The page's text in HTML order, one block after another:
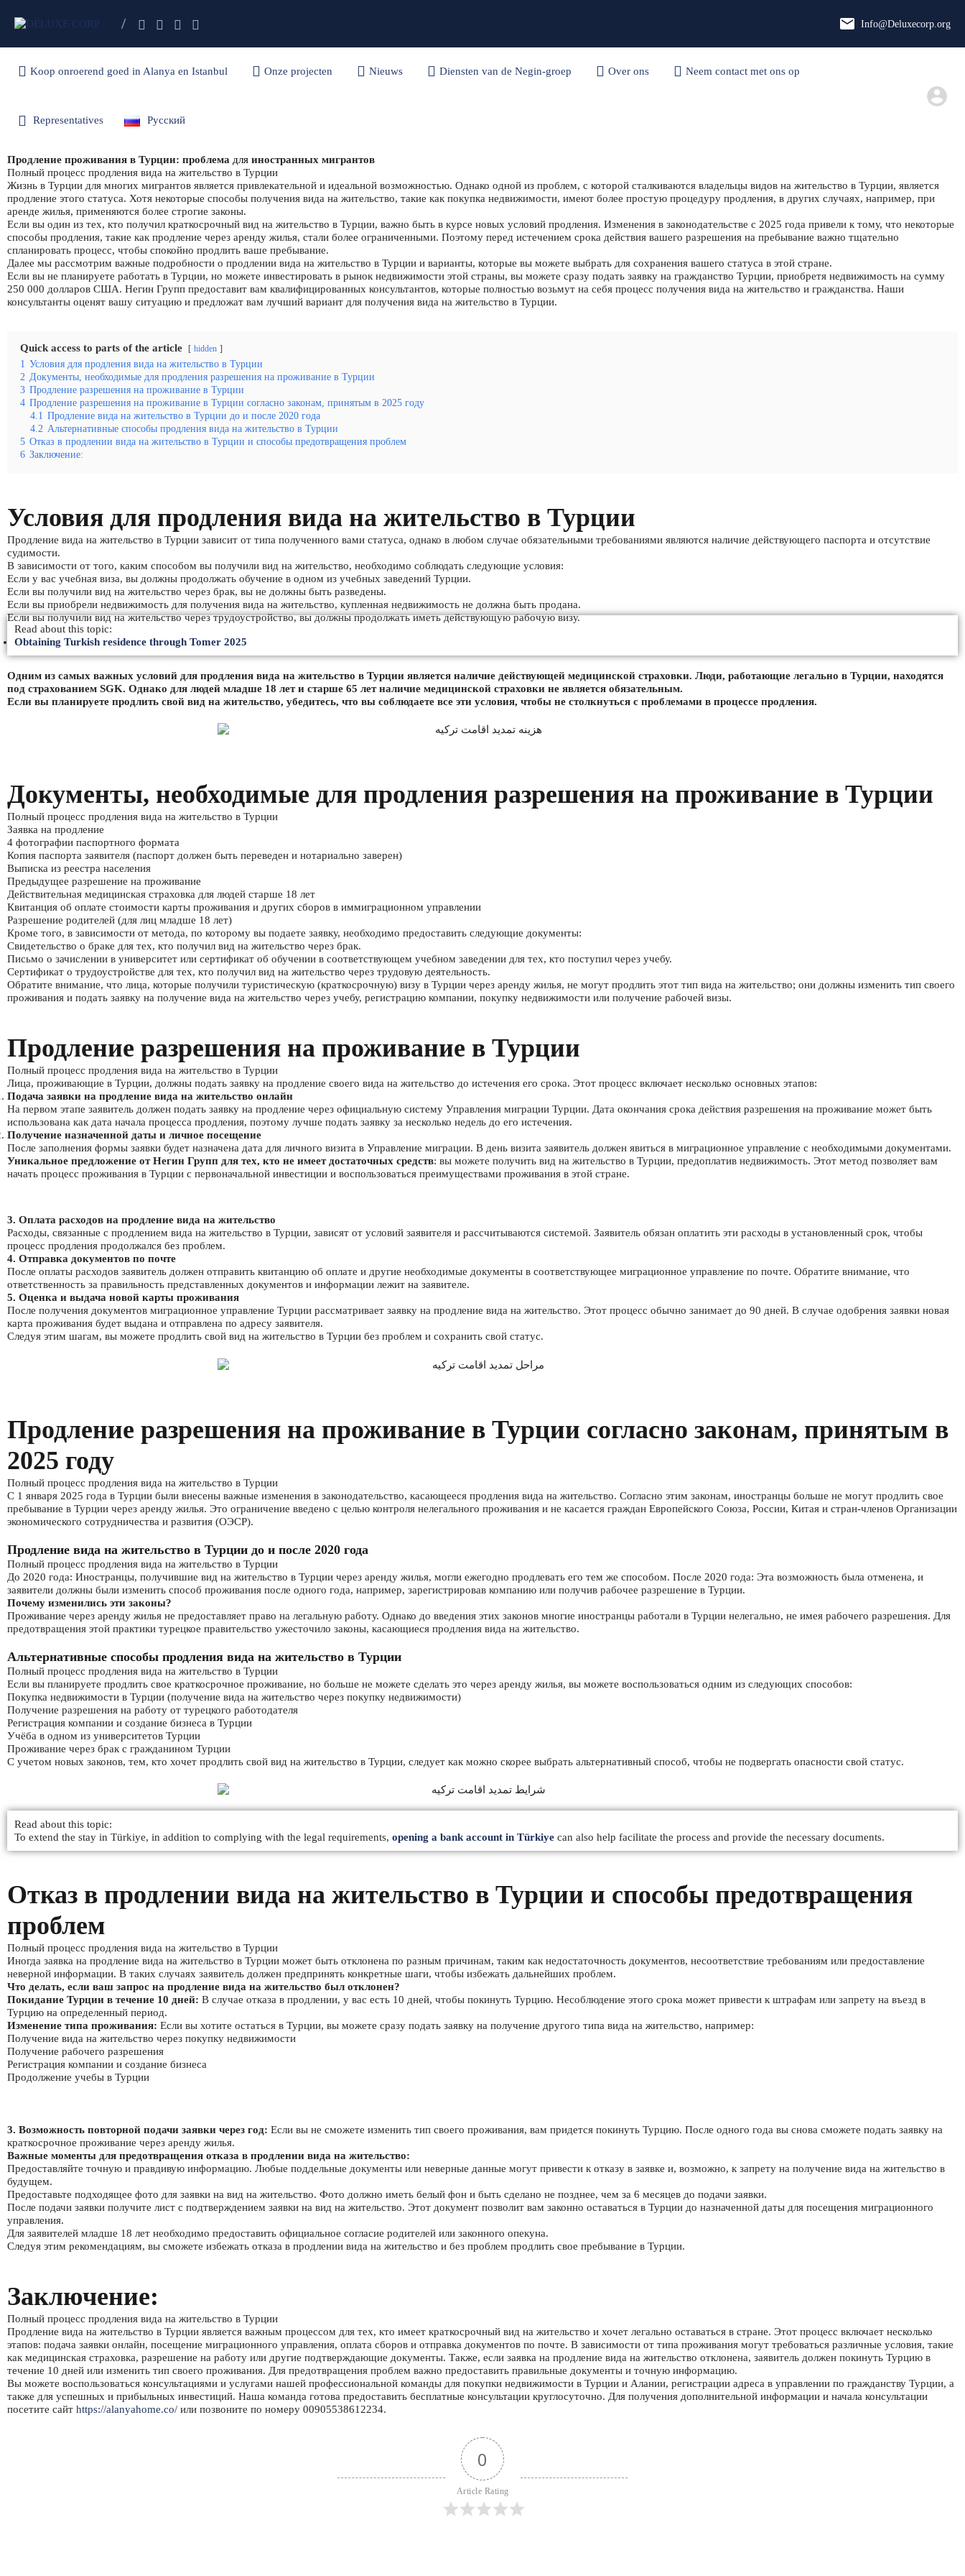
Istanbul
projecten
Nieuws
groep
op
Representatives
Info@Deluxecorp.org
Koop onroerend goed in Alanya en Istanbul Onze projecten Nieuws Diensten van de Negin-groep Over ons Neem contact met ons op
Representatives Русский
Продление проживания в Турции: проблема для иностранных мигрантов
Полный процесс продления вида на жительство в Турции
Жизнь в Турции для многих мигрантов является привлекательной и идеальной возможностью. Однако одной из проблем, с которой сталкиваются владельцы видов на жительство в Турции, является
продление этого статуса. Хотя некоторые способы получения вида на жительство, такие как покупка недвижимости, имеют более простую процедуру продления, в других случаях, например, при
аренде жилья, применяются более строгие законы.
Если вы один из тех, кто получил краткосрочный вид на жительство в Турции, важно быть в курсе новых условий продления. Изменения в законодательстве с 2025 года привели к тому, что некоторые
способы продления, такие как продление через аренду жилья, стали более ограниченными. Поэтому перед истечением срока действия вашего разрешения на пребывание важно тщательно
спланировать процесс, чтобы спокойно продлить ваше пребывание.
Далее мы рассмотрим важные подробности о продлении вида на жительство в Турции и варианты, которые вы можете выбрать для сохранения вашего статуса в этой стране.
Если вы не планируете работать в Турции, но можете инвестировать в рынок недвижимости этой страны, вы можете сразу подать заявку на гражданство Турции, приобретя недвижимость на сумму
250 000 долларов США. Негин Групп предоставит вам квалифицированных консультантов, которые полностью возьмут на себя процесс получения вида на жительство и гражданства. Наши
консультанты оценят вашу ситуацию и предложат вам лучший вариант для получения вида на жительство в Турции.
Quick access to parts of the article hidden
1 Условия для продления вида на жительство в Турции
2 Документы, необходимые для продления разрешения на проживание в Турции
3 Продление разрешения на проживание в Турции
4 Продление разрешения на проживание в Турции согласно законам, принятым в 2025 году
4.1 Продление вида на жительство в Турции до и после 2020 года
4.2 Альтернативные способы продления вида на жительство в Турции
5 Отказ в продлении вида на жительство в Турции и способы предотвращения проблем
6 Заключение:
Условия для продления вида на жительство в Турции
Продление вида на жительство в Турции зависит от типа полученного вами статуса, однако в любом случае обязательными требованиями являются наличие действующего паспорта и отсутствие
судимости.
В зависимости от того, каким способом вы получили вид на жительство, необходимо соблюдать следующие условия:
Если у вас учебная виза, вы должны продолжать обучение в одном из учебных заведений Турции.
Если вы получили вид на жительство через брак, вы не должны быть разведены.
Если вы приобрели недвижимость для получения вида на жительство, купленная недвижимость не должна быть продана.
Если вы получили вид на жительство через трудоустройство, вы должны продолжать иметь действующую рабочую визу.
Read about this topic:
Obtaining Turkish residence through Tomer 2025
Одним из самых важных условий для продления вида на жительство в Турции является наличие действующей медицинской страховки. Люди, работающие легально в Турции, находятся
под страхованием SGK. Однако для людей младше 18 лет и старше 65 лет наличие медицинской страховки не является обязательным.
Если вы планируете продлить свой вид на жительство, убедитесь, что вы соблюдаете все эти условия, чтобы не столкнуться с проблемами в процессе продления.
Документы, необходимые для продления разрешения на проживание в Турции
Полный процесс продления вида на жительство в Турции
Заявка на продление
4 фотографии паспортного формата
Копия паспорта заявителя (паспорт должен быть переведен и нотариально заверен)
Выписка из реестра населения
Предыдущее разрешение на проживание
Действительная медицинская страховка для людей старше 18 лет
Квитанция об оплате стоимости карты проживания и других сборов в иммиграционном управлении
Разрешение родителей (для лиц младше 18 лет)
Кроме того, в зависимости от метода, по которому вы подаете заявку, необходимо предоставить следующие документы:
Свидетельство о браке для тех, кто получил вид на жительство через брак.
Письмо о зачислении в университет или сертификат об обучении в соответствующем учебном заведении для тех, кто поступил через учебу.
Сертификат о трудоустройстве для тех, кто получил вид на жительство через трудовую деятельность.
Обратите внимание, что лица, которые получили туристическую (краткосрочную) визу в Турции через аренду жилья, не могут продлить этот тип вида на жительство; они должны изменить тип своего
проживания и подать заявку на получение вида на жительство через учебу, регистрацию компании, покупку недвижимости или получение рабочей визы.
Продление разрешения на проживание в Турции
Полный процесс продления вида на жительство в Турции
Лица, проживающие в Турции, должны подать заявку на продление своего вида на жительство до истечения его срока. Этот процесс включает несколько основных этапов:
Подача заявки на продление вида на жительство онлайн
На первом этапе заявитель должен подать заявку на продление через официальную систему Управления миграции Турции. Дата окончания срока действия разрешения на проживание может быть
использована как дата начала процесса продления, поэтому лучше подать заявку за несколько недель до его истечения.
Получение назначенной даты и личное посещение
После заполнения формы заявки будет назначена дата для личного визита в Управление миграции. В день визита заявитель должен явиться в миграционное управление с необходимыми документами.
Уникальное предложение от Негин Групп для тех, кто не имеет достаточных средств: вы можете получить вид на жительство в Турции, предоплатив недвижимость. Этот метод позволяет вам
начать процесс проживания в Турции с первоначальной инвестиции и воспользоваться преимуществами проживания в этой стране.
3. Оплата расходов на продление вида на жительство
Расходы, связанные с продлением вида на жительство в Турции, зависят от условий заявителя и рассчитываются системой. Заявитель обязан оплатить эти расходы в установленный срок, чтобы
процесс продления продолжался без проблем.
4. Отправка документов по почте
После оплаты расходов заявитель должен отправить квитанцию об оплате и другие необходимые документы в соответствующее миграционное управление по почте. Обратите внимание, что
ответственность за правильность представленных документов и информации лежит на заявителе.
5. Оценка и выдача новой карты проживания
После получения документов миграционное управление Турции рассматривает заявку на продление вида на жительство. Этот процесс обычно занимает до 90 дней. В случае одобрения заявки новая
карта проживания будет выдана и отправлена по адресу заявителя.
Следуя этим шагам, вы можете продлить свой вид на жительство в Турции без проблем и сохранить свой статус.
Продление разрешения на проживание в Турции согласно законам, принятым в
2025 году
Полный процесс продления вида на жительство в Турции
С 1 января 2025 года в Турции были внесены важные изменения в законодательство, касающееся продления вида на жительство. Согласно этим законам, иностранцы больше не могут продлить свое
пребывание в Турции через аренду жилья. Это ограничение введено с целью контроля нелегального проживания и не касается граждан Европейского Союза, России, Китая и стран-членов Организации
экономического сотрудничества и развития (ОЭСР).
Продление вида на жительство в Турции до и после 2020 года
Полный процесс продления вида на жительство в Турции
До 2020 года: Иностранцы, получившие вид на жительство в Турции через аренду жилья, могли ежегодно продлевать его тем же способом. После 2020 года: Эта возможность была отменена, и
заявители должны были изменить способ проживания после одного года, например, зарегистрировав компанию или получив рабочее разрешение в Турции.
Почему изменились эти законы?
Проживание через аренду жилья не предоставляет право на легальную работу. Однако до введения этих законов многие иностранцы работали в Турции нелегально, не имея рабочего разрешения. Для
предотвращения этой практики турецкое правительство ужесточило законы, касающиеся продления вида на жительство.
Альтернативные способы продления вида на жительство в Турции
Полный процесс продления вида на жительство в Турции
Если вы планируете продлить свое краткосрочное проживание, но больше не можете сделать это через аренду жилья, вы можете воспользоваться одним из следующих способов:
Покупка недвижимости в Турции (получение вида на жительство через покупку недвижимости)
Получение разрешения на работу от турецкого работодателя
Регистрация компании и создание бизнеса в Турции
Учёба в одном из университетов Турции
Проживание через брак с гражданином Турции
С учетом новых законов, тем, кто хочет продлить свой вид на жительство в Турции, следует как можно скорее выбрать альтернативный способ, чтобы не подвергать опасности свой статус.
Read about this topic:
To extend the stay in Türkiye, in addition to complying with the legal requirements, opening a bank account in Türkiye can also help facilitate the process and provide the necessary documents.
Отказ в продлении вида на жительство в Турции и способы предотвращения
проблем
Полный процесс продления вида на жительство в Турции
Иногда заявка на продление вида на жительство в Турции может быть отклонена по разным причинам, таким как недостаточность документов, несоответствие требованиям или предоставление
неверной информации. В таких случаях заявитель должен предпринять конкретные шаги, чтобы избежать дальнейших проблем.
Что делать, если ваш запрос на продление вида на жительство был отклонен?
Покидание Турции в течение 10 дней: В случае отказа в продлении, у вас есть 10 дней, чтобы покинуть Турцию. Несоблюдение этого срока может привести к штрафам или запрету на въезд в
Турцию на определенный период.
Изменение типа проживания: Если вы хотите остаться в Турции, вы можете сразу подать заявку на получение другого типа вида на жительство, например:
Получение вида на жительство через покупку недвижимости
Получение рабочего разрешения
Регистрация компании и создание бизнеса
Продолжение учебы в Турции
3. Возможность повторной подачи заявки через год: Если вы не сможете изменить тип своего проживания, вам придется покинуть Турцию. После одного года вы снова сможете подать заявку на
краткосрочное проживание через аренду жилья.
Важные моменты для предотвращения отказа в продлении вида на жительство:
Предоставляйте точную и правдивую информацию. Любые поддельные документы или неверные данные могут привести к отказу в заявке и, возможно, к запрету на получение вида на жительство в
будущем.
Предоставьте подходящее фото для заявки на вид на жительство. Фото должно иметь белый фон и быть сделано не позднее, чем за 6 месяцев до подачи заявки.
После подачи заявки получите лист с подтверждением заявки на вид на жительство. Этот документ позволит вам законно оставаться в Турции до назначенной даты для посещения миграционного
управления.
Для заявителей младше 18 лет необходимо предоставить официальное согласие родителей или законного опекуна.
Следуя этим рекомендациям, вы сможете избежать отказа в продлении вида на жительство и без проблем продлить свое пребывание в Турции.
Заключение:
Полный процесс продления вида на жительство в Турции
Продление вида на жительство в Турции является важным процессом для тех, кто имеет краткосрочный вид на жительство и хочет легально оставаться в стране. Этот процесс включает несколько
этапов: подача заявки онлайн, посещение миграционного управления, оплата сборов и отправка документов по почте. В зависимости от типа проживания могут требоваться различные условия, такие
как медицинская страховка, разрешение на работу или другие подтверждающие документы. Также, если заявка на продление вида на жительство отклонена, заявитель должен покинуть Турцию в
течение 10 дней или изменить тип своего проживания. Для предотвращения проблем важно предоставить правильные документы и точную информацию.
Вы можете воспользоваться консультациями и услугами нашей профессиональной команды для покупки недвижимости в Турции и Алании, регистрации адреса в управлении по гражданству Турции, а
также для успешных и прибыльных инвестиций. Наша команда готова предоставить бесплатные консультации круглосуточно. Для получения дополнительной информации и начала консультации
посетите сайт https://alanyahome.co/ или позвоните по номеру 00905538612234.
0
Article Rating